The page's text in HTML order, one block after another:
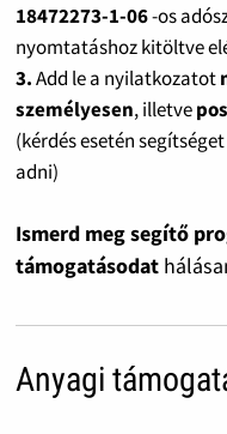
18472273-1-06-os
nyomtatáshoz kitöltve
3.Add le a nyilatkozatot
személyesen, illetve
(kérdés esetén
adni)
Ismerd meg segítő
támogatásodat
Anyagi